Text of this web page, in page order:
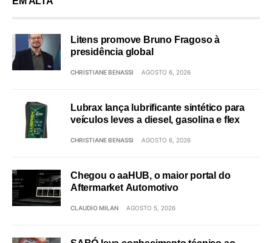
Litens promove Bruno Fragoso à
presidência global
CHRISTIANE BENASSI AGOSTO 6, 2026
Lubrax lança lubrificante sintético para
veículos leves a diesel, gasolina e flex
CHRISTIANE BENASSI AGOSTO 6, 2026
Chegou o aaHUB, o maior portal do
Aftermarket Automotivo
CLAUDIO MILAN AGOSTO 5, 2026